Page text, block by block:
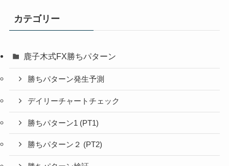
カテゴリー
鹿子木式FX勝ちパターン
勝ちパターン発生予測
デイリーチャートチェック
勝ちパターン1 (PT1)
勝ちパターン２ (PT2)